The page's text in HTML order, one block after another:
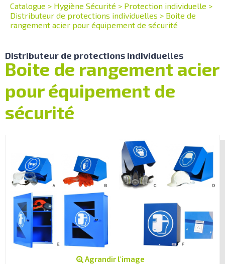
Catalogue > Hygiène Sécurité > Protection individuelle >
Distributeur de protections individuelles > Boite de
rangement acier pour équipement de sécurité
Distributeur de protections individuelles
Boite de rangement acier
pour équipement de
sécurité
Agrandir l'image